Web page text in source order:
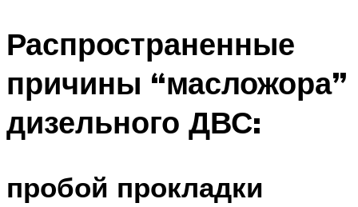
Распространенные
причины “масложора”
дизельного ДВС:
пробой прокладки